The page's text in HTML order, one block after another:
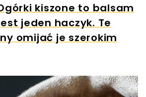
kiszone to balsam
jeden haczyk. Te
omijać je szerokim